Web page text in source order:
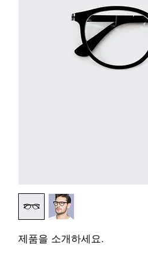
제품을 소개하세요.